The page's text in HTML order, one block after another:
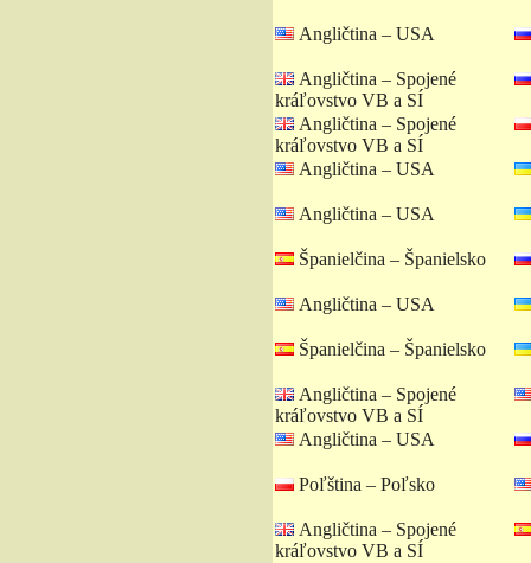
Angličtina – USA
Angličtina – Spojené
kráľovstvo VB a SÍ
Angličtina – Spojené
kráľovstvo VB a SÍ
Angličtina – USA
Angličtina – USA
Španielčina – Španielsko
Angličtina – USA
Španielčina – Španielsko
Angličtina – Spojené
kráľovstvo VB a SÍ
Angličtina – USA
Poľština – Poľsko
Angličtina – Spojené
kráľovstvo VB a SÍ